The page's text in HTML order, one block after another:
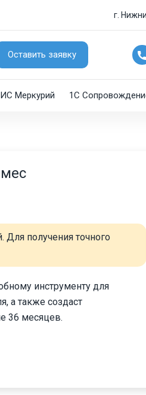
г.
Оставить заявку
Меркурий 1C
Для получения точного
инструменту для
а также создаст
36 месяцев.